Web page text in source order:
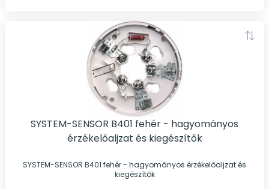
SYSTEM-SENSOR B401 fehér - hagyományos
érzékelőaljzat és kiegészítők
SYSTEM-SENSOR B401 fehér - hagyományos érzékelőaljzat és
kiegészítők